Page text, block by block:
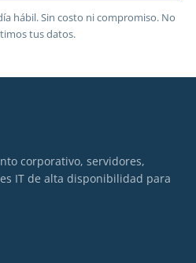
hábil. Sin costo ni compromiso. No
tus datos.
corporativo, servidores,
IT de alta disponibilidad para